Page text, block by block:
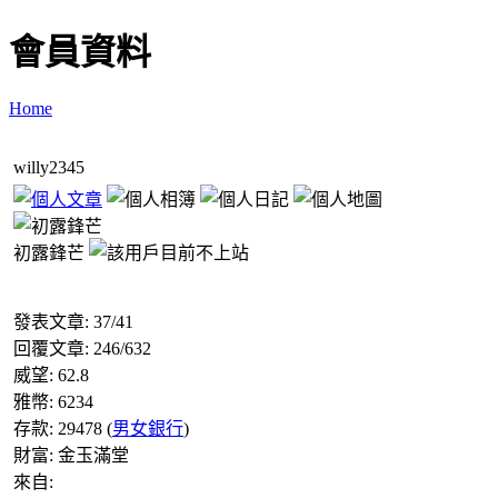
會員資料
Home
willy2345
初露鋒芒
發表文章: 37/41
回覆文章: 246/632
威望: 62.8
雅幣: 6234
存款: 29478 (男女銀行)
財富: 金玉滿堂
來自: